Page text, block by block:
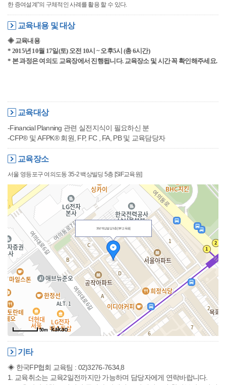
한 증여설계”의 구체적인 사례를 활용 할 수 있다.
교육내용 및 대상
◈ 교육내용
* 2015년 10월 17일(토) 오전 10시 ~ 오후5시 (총 6시간)
* 본 과정은 여의도 교육장에서 진행됩니다. 교육장소 및 시간 꼭 확인해주세요.
교육대상
-Financial Planning 관련 실전지식이 필요하신 분
-CFP® 및 AFPK® 회원, FP, FC , FA, PB 및 교육담당자
교육장소
서울 영등포구 여의도동 35-2 백상빌딩 5층 [SIF교육원]
35-2 백상빌딩 5층 [SIF교육원]
50m
기타
◈ 한국FP협회 교육팀 : 02)3276-7634,8
1. 교육취소는 교육2일전까지만 가능하며 담당자에게 연락바랍니다.